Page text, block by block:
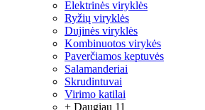
Elektrinės viryklės
Ryžių viryklės
Dujinės viryklės
Kombinuotos virykės
Paverčiamos keptuvės
Salamanderiai
Skrudintuvai
Virimo katilai
+ Daugiau 11